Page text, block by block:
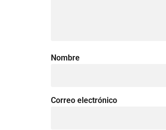
Nombre
Correo electrónico